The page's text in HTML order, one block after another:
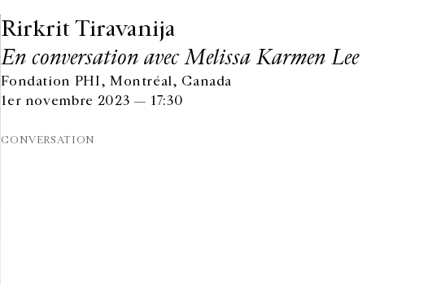
Rirkrit Tiravanija
En conversation avec Melissa Karmen Lee
Fondation PHI, Montréal, Canada
1er novembre 2023 — 17:30
CONVERSATION